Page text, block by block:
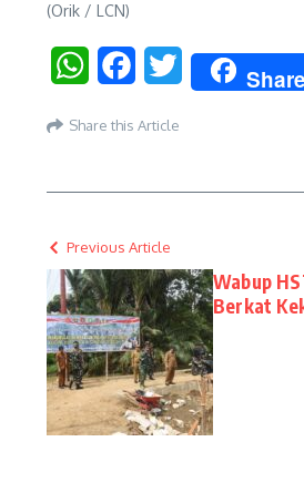
(Orik / LCN)
WhatsAppFacebookTwitter Share
Share this Article
Previous Article
Wabup
Berkat